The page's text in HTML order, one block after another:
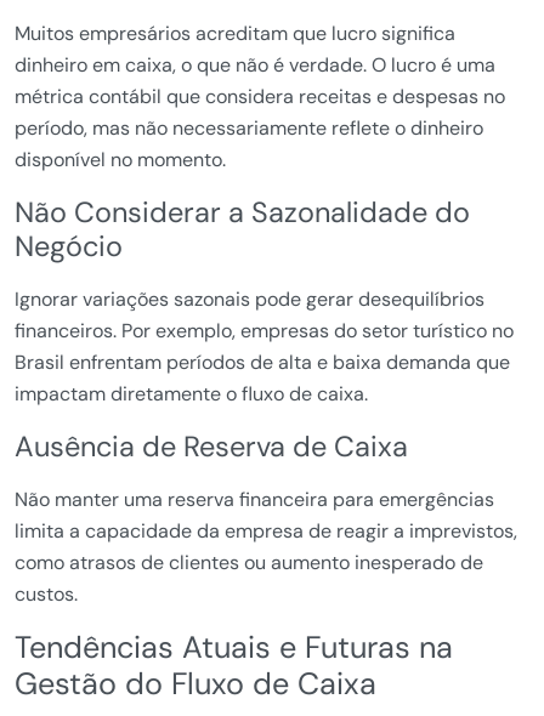
Muitos empresários acreditam que lucro significa
dinheiro em caixa, o que não é verdade. O lucro é uma
métrica contábil que considera receitas e despesas no
período, mas não necessariamente reflete o dinheiro
disponível no momento.
Não Considerar a Sazonalidade do
Negócio
Ignorar variações sazonais pode gerar desequilíbrios
financeiros. Por exemplo, empresas do setor turístico no
Brasil enfrentam períodos de alta e baixa demanda que
impactam diretamente o fluxo de caixa.
Ausência de Reserva de Caixa
Não manter uma reserva financeira para emergências
limita a capacidade da empresa de reagir a imprevistos,
como atrasos de clientes ou aumento inesperado de
custos.
Tendências Atuais e Futuras na
Gestão do Fluxo de Caixa